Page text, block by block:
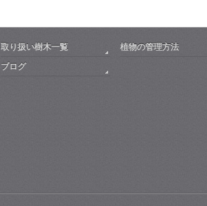
取り扱い樹木一覧
植物の管理方法
ブログ